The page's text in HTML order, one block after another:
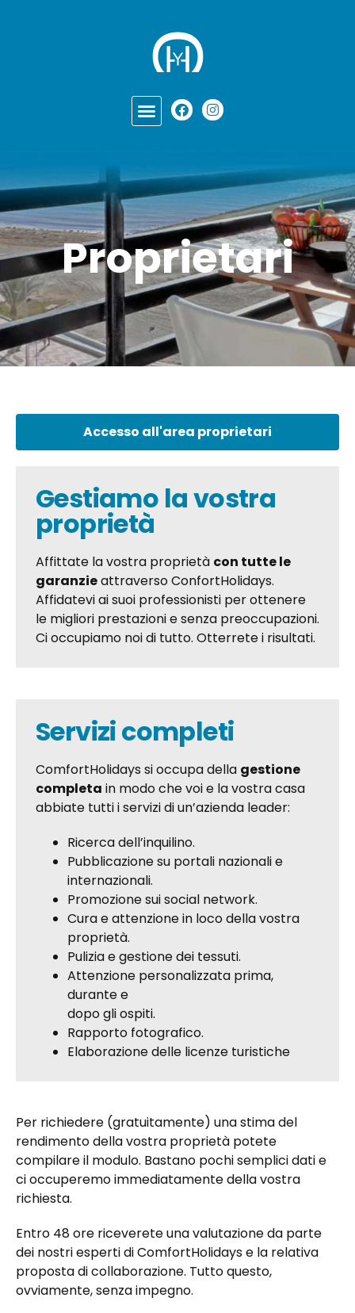
Proprietari
Accesso all'area proprietari
Gestiamo la vostra
proprietà
Affittate la vostra proprietà con tutte le
garanzieattraverso ConfortHolidays.
Affidatevi ai suoi professionisti per ottenere
le migliori prestazioni e senza preoccupazioni.
Ci occupiamo noi di tutto. Otterrete i risultati.
Servizi completi
ComfortHolidays si occupa della gestione
completa in modo che voi e la vostra casa
abbiate tutti i servizi di un’azienda leader:
Ricerca dell’inquilino.
Pubblicazione su portali nazionali e
internazionali.
Promozione sui social network.
Cura e attenzione in loco della vostra
proprietà.
Pulizia e gestione dei tessuti.
Attenzione personalizzata prima,
durante e
dopo gli ospiti.
Rapporto fotografico.
Elaborazione delle licenze turistiche
Per richiedere (gratuitamente) una stima del
rendimento della vostra proprietà potete
compilare il modulo. Bastano pochi semplici dati e
ci occuperemo immediatamente della vostra
richiesta.
Entro 48 ore riceverete una valutazione da parte
dei nostri esperti di ComfortHolidays e la relativa
proposta di collaborazione. Tutto questo,
ovviamente, senza impegno.